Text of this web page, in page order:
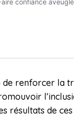
de renforcer la
résultats de